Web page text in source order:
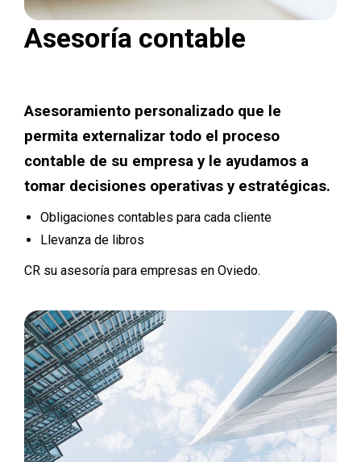
Asesoría contable
Asesoramiento personalizado que le
permita externalizar todo el proceso
contable de su empresa y le ayudamos a
tomar decisiones operativas y estratégicas.
Obligaciones contables para cada cliente
Llevanza de libros
CR su asesoría para empresas en Oviedo.